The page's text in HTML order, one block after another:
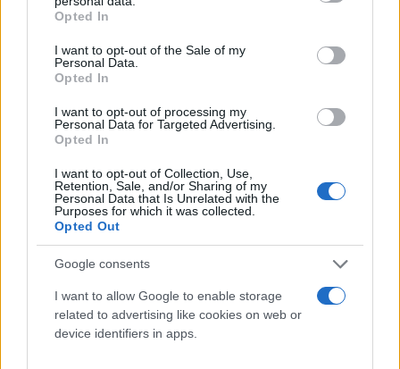
grant or deny consent to Google and its third-party tags to
use your data for below specified purposes in below Google
consent section.
Opted In
I want to opt-out of the Sale of my
Personal Data.
Opted In
I want to opt-out of processing my
Personal Data for Targeted Advertising.
Opted In
I want to opt-out of Collection, Use,
Retention, Sale, and/or Sharing of my
Personal Data that Is Unrelated with the
Purposes for which it was collected.
Opted Out
Google consents
I want to allow Google to enable storage
related to advertising like cookies on web or
device identifiers in apps.
COMPILA IL FORM
Fissa un appuntamento
Fissa un appuntamento: risponderemo al più
presto cercando di consigliarti al meglio con